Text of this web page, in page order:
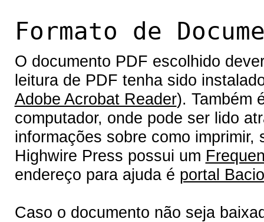
Formato de
O documento PDF escolhido
leitura de PDF tenha sido
Adobe Acrobat Reader). Também
computador, onde pode ser lido
informações sobre como
Highwire Press possui um
endereço para ajuda é portal
Caso o documento não seja